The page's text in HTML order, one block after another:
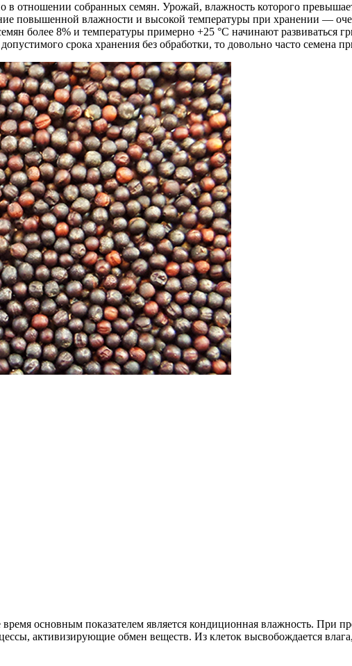
в отношении собранных семян. Урожай, влажность которого
повышенной влажности и высокой температуры при хранении —
более 8% и температуры примерно +25 °С начинают развиваться
срока хранения без обработки, то довольно часто семена
основным показателем является кондиционная влажность. При
активизирующие обмен веществ. Из клеток высвобождается